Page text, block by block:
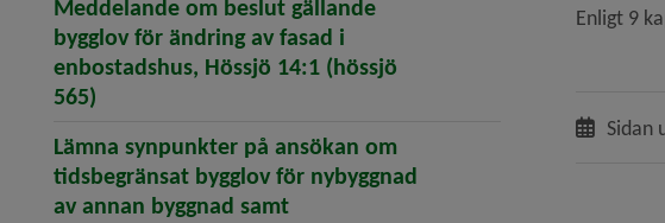
Meddelande om beslut gällande
bygglov för ändring av fasad i
enbostadshus, Hössjö 14:1 (hössjö
565)
Lämna synpunkter på ansökan om
tidsbegränsat bygglov för nybyggnad
av annan byggnad samt
Enligt 9
Sidan